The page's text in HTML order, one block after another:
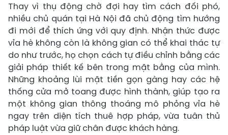
Thay vì thụ động chờ đợi hay tìm cách đối phó,
nhiều chủ quán tại Hà Nội đã chủ động tìm hướng
đi mới để thích ứng với quy định. Nhận thức được
vỉa hè không còn là không gian có thể khai thác tự
do như trước, họ chọn cách tự điều chỉnh bằng các
giải pháp thiết kế bên trong mặt bằng của mình.
Những khoảng lùi mặt tiền gọn gàng hay các hệ
thống cửa mở toang được hình thành, giúp tạo ra
một không gian thông thoáng mô phỏng vỉa hè
ngay trên diện tích thuê hợp pháp, vừa tuân thủ
pháp luật vừa giữ chân được khách hàng.